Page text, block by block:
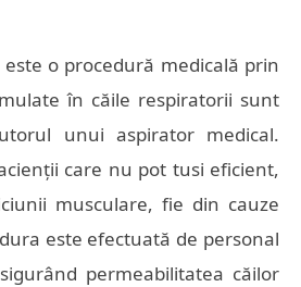
o procedură medicală prin
în căile respiratorii sunt
unui aspirator medical.
care nu pot tusi eficient,
musculare, fie din cauze
este efectuată de personal
permeabilitatea căilor